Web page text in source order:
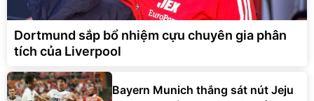
Dortmund sắp bổ nhiệm cựu chuyên gia phân
tích của Liverpool
Bayern Munich thắng sát nút Jeju